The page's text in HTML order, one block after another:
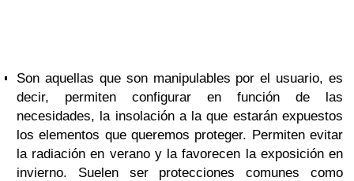
Son aquellas que son manipulables por el usuario, es
decir, permiten configurar en función de las
necesidades, la insolación a la que estarán expuestos
los elementos que queremos proteger. Permiten evitar
la radiación en verano y la favorecen la exposición en
invierno. Suelen ser protecciones comunes como